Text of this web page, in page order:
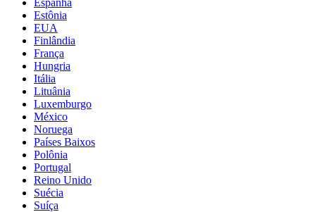
Espanha
Estônia
EUA
Finlândia
França
Hungria
Itália
Lituânia
Luxemburgo
México
Noruega
Países Baixos
Polônia
Portugal
Reino Unido
Suécia
Suíça